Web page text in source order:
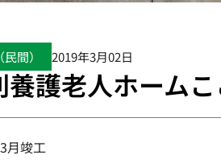
間） 2019年3月02日
養護老人ホーム
月竣工